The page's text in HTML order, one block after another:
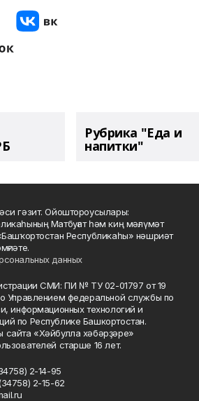
Рубрика "Еда и
напитки"
гәзит. Ойоштороусылары:
Матбуғат һәм киң мәғлүмәт
Республикаһы» нәшриәт
данных
СМИ: ПИ № ТУ 02-01797 от 19
Управлением федеральной службы по
информационных технологий и
по Республике Башкортостан.
сайта «Хәйбулла хәбәрҙәре»
старше 16 лет.
2-14-95
2-15-62